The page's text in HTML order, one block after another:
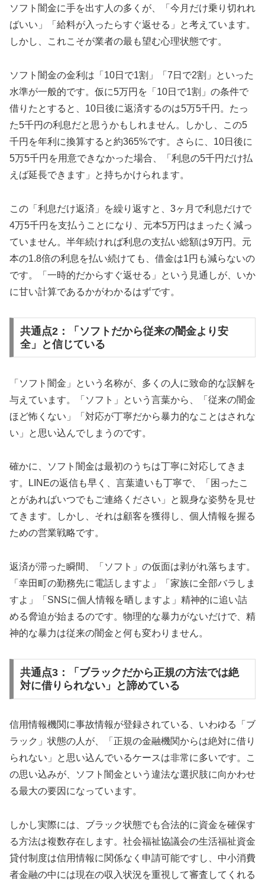
ソフト闇金に手を出す人の多くが、「今月だけ乗り切れれ
ばいい」「給料が入ったらすぐ返せる」と考えています。
しかし、これこそが業者の最も望む心理状態です。
ソフト闇金の金利は「10日で1割」「7日で2割」といった
水準が一般的です。仮に5万円を「10日で1割」の条件で
借りたとすると、10日後に返済するのは5万5千円。たっ
た5千円の利息だと思うかもしれません。しかし、この5
千円を年利に換算すると約365%です。さらに、10日後に
5万5千円を用意できなかった場合、「利息の5千円だけ払
えば延長できます」と持ちかけられます。
この「利息だけ返済」を繰り返すと、3ヶ月で利息だけで
4万5千円を支払うことになり、元本5万円はまったく減っ
ていません。半年続ければ利息の支払い総額は9万円。元
本の1.8倍の利息を払い続けても、借金は1円も減らないの
です。「一時的だからすぐ返せる」という見通しが、いか
に甘い計算であるかがわかるはずです。
共通点2：「ソフトだから従来の闇金より安
全」と信じている
「ソフト闇金」という名称が、多くの人に致命的な誤解を
与えています。「ソフト」という言葉から、「従来の闇金
ほど怖くない」「対応が丁寧だから暴力的なことはされな
い」と思い込んでしまうのです。
確かに、ソフト闇金は最初のうちは丁寧に対応してきま
す。LINEの返信も早く、言葉遣いも丁寧で、「困ったこ
とがあればいつでもご連絡ください」と親身な姿勢を見せ
てきます。しかし、それは顧客を獲得し、個人情報を握る
ための営業戦略です。
返済が滞った瞬間、「ソフト」の仮面は剥がれ落ちます。
「幸田町の勤務先に電話しますよ」「家族に全部バラしま
すよ」「SNSに個人情報を晒しますよ」精神的に追い詰
める脅迫が始まるのです。物理的な暴力がないだけで、精
神的な暴力は従来の闇金と何も変わりません。
共通点3：「ブラックだから正規の方法では絶
対に借りられない」と諦めている
信用情報機関に事故情報が登録されている、いわゆる「ブ
ラック」状態の人が、「正規の金融機関からは絶対に借り
られない」と思い込んでいるケースは非常に多いです。こ
の思い込みが、ソフト闇金という違法な選択肢に向かわせ
る最大の要因になっています。
しかし実際には、ブラック状態でも合法的に資金を確保す
る方法は複数存在します。社会福祉協議会の生活福祉資金
貸付制度は信用情報に関係なく申請可能ですし、中小消費
者金融の中には現在の収入状況を重視して審査してくれる